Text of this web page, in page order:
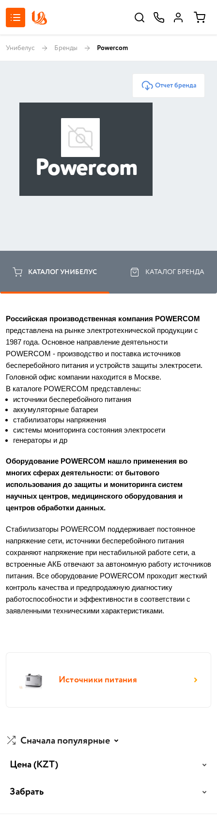
Унибелус Бренды Powercom
Отчет бренда
Powercom
КАТАЛОГ УНИБЕЛУС КАТАЛОГ БРЕНДА
Российская производственная компания POWERCOM
представлена на рынке электротехнической продукции с
1987 года. Основное направление деятельности
POWERCOM - производство и поставка источников
бесперебойного питания и устройств защиты электросети.
Головной офис компании находится в Москве.
В каталоге POWERCOM представлены:
источники бесперебойного питания
аккумуляторные батареи
стабилизаторы напряжения
системы мониторинга состояния электросети
генераторы и др
Оборудование POWERCOM нашло применения во
многих сферах деятельности: от бытового
использования до защиты и мониторинга систем
научных центров, медицинского оборудования и
центров обработки данных.
Стабилизаторы POWERCOM поддерживает постоянное
напряжение сети, источники бесперебойного питания
сохраняют напряжение при нестабильной работе сети, а
встроенные АКБ отвечают за автономную работу источников
питания. Все оборудование POWERCOM проходит жесткий
контроль качества и предпродажную диагностику
работоспособности и эффективности в соответствии с
заявленными техническими характеристиками.
Источники питания
Сначала популярные
Цена(KZT)
Забрать